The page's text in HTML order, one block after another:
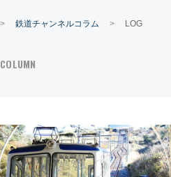
鉄道チャンネルコラム LOG
COLUMN